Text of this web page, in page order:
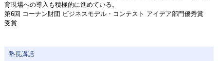
育現場への導入も積極的に進めている。
第6回 コーナン財団 ビジネスモデル・コンテスト アイデア部門優秀賞
受賞
塾長講話